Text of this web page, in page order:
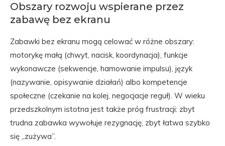
Obszary rozwoju wspierane przez
zabawę bez ekranu
Zabawki bez ekranu mogą celować w różne obszary:
motorykę małą (chwyt, nacisk, koordynacja), funkcje
wykonawcze (sekwencje, hamowanie impulsu), język
(nazywanie, opisywanie działań) albo kompetencje
społeczne (czekanie na kolej, negocjacje reguł). W wieku
przedszkolnym istotna jest także próg frustracji: zbyt
trudna zabawka wywołuje rezygnację, zbyt łatwa szybko
się „zużywa”.